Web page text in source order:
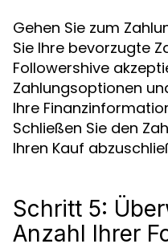
Gehen Sie zum
Sie Ihre bevorzugte
Followershive
Zahlungsoptionen
Ihre
Schließen Sie den
Ihren Kauf
Schritt 5:
Anzahl Ihrer